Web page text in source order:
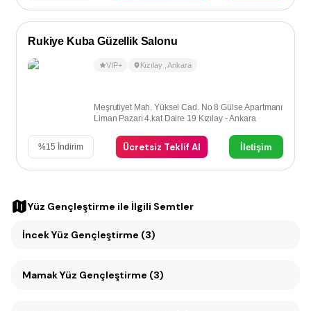
Rukiye Kuba Güzellik Salonu
VIP+ Kızılay ,Ankara
Meşrutiyet Mah. Yüksel Cad. No 8 Gülse Apartmanı
Liman Pazarı 4.kat Daire 19 Kızılay - Ankara
%15 İndirim Ücretsiz Teklif Al İletişim
Yüz Gençleştirme ile İlgili Semtler
İncek Yüz Gençleştirme (3)
Mamak Yüz Gençleştirme (3)